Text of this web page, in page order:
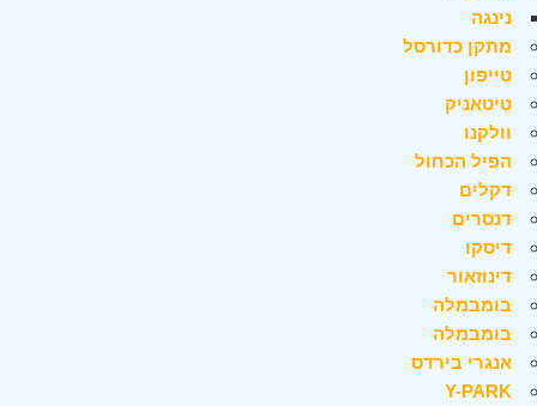
נינגה
מתקן כדורסל
טייפון
טיטאניק
וולקנו
הפיל הכחול
דקלים
דנסרים
דיסקו
דינוזאור
בומבמלה
בומבמלה
אנגרי בירדס
Y-PARK